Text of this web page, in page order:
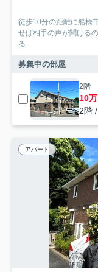
徒歩10分の距離に船橋
せば相手の声が聞ける
る
募集中の部屋
2階
10
2階
アパート